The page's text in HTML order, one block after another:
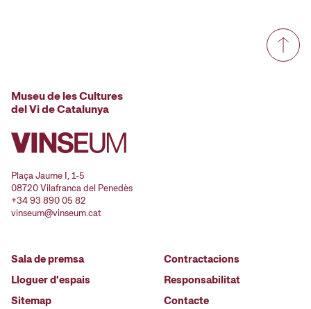
Museu de les Cultures
del Vi de Catalunya
Plaça Jaume I, 1-5
08720 Vilafranca del Penedès
+34 93 890 05 82
vinseum@vinseum.cat
Sala de premsa
Lloguer d'espais
Sitemap
Contractacions
Responsabilitat
Contacte